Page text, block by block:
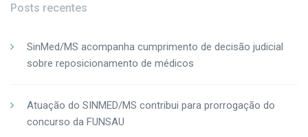
Posts recentes
SinMed/MS acompanha cumprimento de decisão judicial
sobre reposicionamento de médicos
Atuação do SINMED/MS contribui para prorrogação do
concurso da FUNSAU